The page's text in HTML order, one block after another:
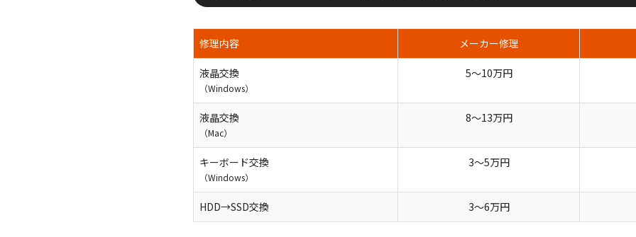
修理内容 メーカー修理
液晶交換
（Windows）
5〜10万円
液晶交換
（Mac）
8〜13万円
キーボード交換
（Windows）
3〜5万円
HDD→SSD交換 3〜6万円